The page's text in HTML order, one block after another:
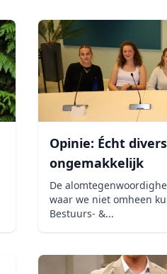
Opinie: Écht
ongemakkelijk
De
waar we niet omheen
Bestuurs- &...